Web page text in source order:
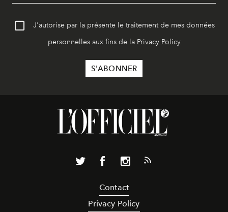
J'autorise par la présente le traitement de mes données
personnelles aux fins de la Privacy Policy
Contact
Privacy Policy